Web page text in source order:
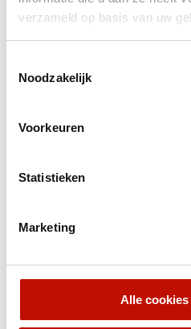
verzameld op basis van uw
Noodzakelijk
Voorkeuren
Statistieken
Marketing
Alle cookies
slimmer en eenvoudiger
MyFMS helpt om meer
Minder handmatig
Meer overzicht in
Alles slim geregeld
organisatie